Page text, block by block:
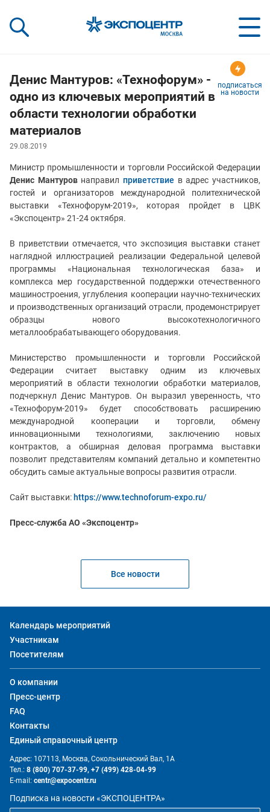
Shows:
a Key to Your Success
выставки вашего
подписаться
на новости
Денис Мантуров: «Технофорум» -
одно из ключевых мероприятий в
области технологии обработки
материалов
29.08.2019
Министр промышленности и торговли Российской Федерации
Денис Мантуров направил приветствие в адрес участников,
гостей и организаторов международной политехнической
выставки «Технофорум-2019», которая пройдет в ЦВК
«Экспоцентр» 21-24 октября.
В приветствии отмечается, что экспозиция выставки станет
наглядной иллюстрацией реализации Федеральной целевой
программы «Национальная технологическая база» и
комплекса мер государственной поддержки отечественного
машиностроения, углубления кооперации научно-технических
и производственных организаций отрасли, продемонстрирует
образцы нового высокотехнологичного
металлообрабатывающего оборудования.
Министерство промышленности и торговли Российской
Федерации считает выставку одним из ключевых
мероприятий в области технологии обработки материалов,
подчеркнул Денис Мантуров. Он выразил уверенность, что
«Технофорум-2019» будет способствовать расширению
международной кооперации и торговли, обмену
инновационными технологиями, заключению новых
контрактов, а обширная деловая программа выставки
позволит представителям компаний детально и компетентно
обсудить самые актуальные вопросы развития отрасли.
Сайт выставки: https://www.technoforum-expo.ru/
Пресс-служба АО «Экспоцентр»
Все новости
Календарь мероприятий
Участникам
Посетителям
О компании
Пресс-центр
FAQ
Контакты
Единый справочный центр
Адрес: 107113, Москва, Сокольнический Вал, 1А
Тел.: 8 (800) 707-37-99, +7 (499) 428-04-99
E-mail: centr@expocentr.ru
Подписка на новости «ЭКСПОЦЕНТРА»